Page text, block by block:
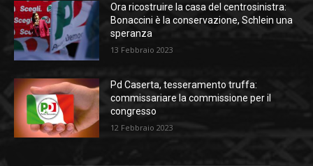
Ora ricostruire la casa del centrosinistra:
Bonaccini è la conservazione, Schlein una
speranza
13 Febbraio 2023
Pd Caserta, tesseramento truffa:
commissariare la commissione per il
congresso
12 Febbraio 2023